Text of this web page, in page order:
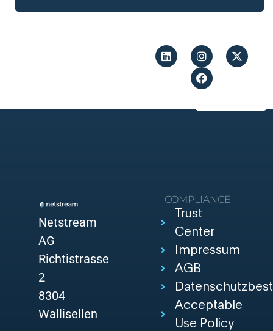
Netstream
AG
Richtistrasse
2
8304
Wallisellen
COMPLIANCE
Trust
Center
Impressum
AGB
Acceptable
Use Policy